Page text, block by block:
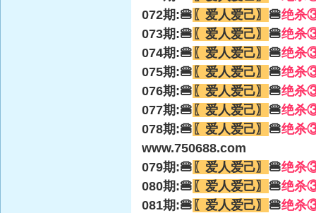
072期:🍔 〖爱人爱己〗 🍔绝杀
073期:🍔 〖爱人爱己〗 🍔绝杀
074期:🍔 〖爱人爱己〗 🍔绝杀
075期:🍔 〖爱人爱己〗 🍔绝杀
076期:🍔 〖爱人爱己〗 🍔绝杀
077期:🍔 〖爱人爱己〗 🍔绝杀
078期:🍔 〖爱人爱己〗 🍔绝杀
www.750688.com
079期:🍔 〖爱人爱己〗 🍔绝杀
080期:🍔 〖爱人爱己〗 🍔绝杀
081期:🍔 〖爱人爱己〗 🍔绝杀